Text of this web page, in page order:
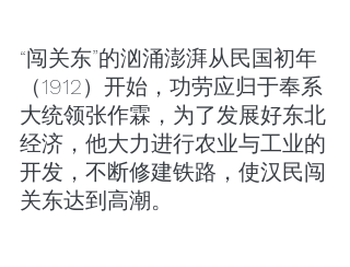
“闯关东”的汹涌澎湃从民国初年
（1912）开始，功劳应归于奉系
大统领张作霖，为了发展好东北
经济，他大力进行农业与工业的
开发，不断修建铁路，使汉民闯
关东达到高潮。